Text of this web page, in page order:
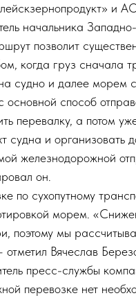
и
начальника
позволит
когда груз сначала
судно и далее морем
основной способ
перевалку, а потом
судна и организовать
железнодорожной
он.
по сухопутному
морем.
поэтому мы
отметил Вячеслав
пресс-службы
перевозке нет